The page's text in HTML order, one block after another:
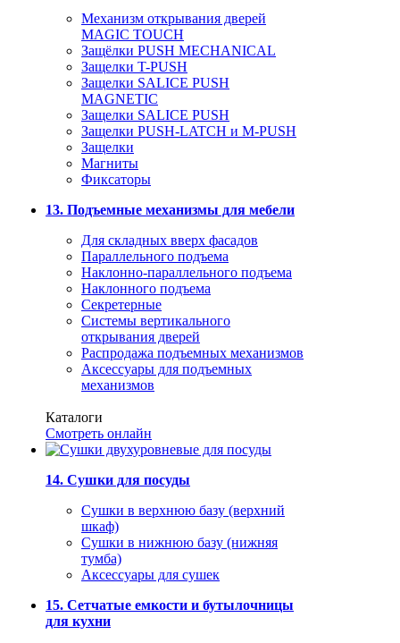
Механизм открывания дверей
MAGIC TOUCH
Защёлки PUSH MECHANICAL
Защелки T-PUSH
Защелки SALICE PUSH
MAGNETIC
Защелки SALICE PUSH
Защелки PUSH-LATCH и M-PUSH
Защелки
Магниты
Фиксаторы
13. Подъемные механизмы для мебели
Для складных вверх фасадов
Параллельного подъема
Наклонно-параллельного подъема
Наклонного подъема
Секретерные
Системы вертикального
открывания дверей
Распродажа подъемных механизмов
Аксессуары для подъемных
механизмов
Каталоги
Смотреть онлайн
14. Сушки для посуды
Сушки в верхнюю базу (верхний
шкаф)
Сушки в нижнюю базу (нижняя
тумба)
Аксессуары для сушек
15. Сетчатые емкости и бутылочницы
для кухни